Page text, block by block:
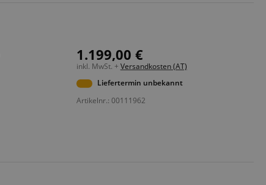
1.199,00 €
inkl. MwSt. + Versandkosten (AT)
Liefertermin unbekannt
Artikelnr.: 00111962